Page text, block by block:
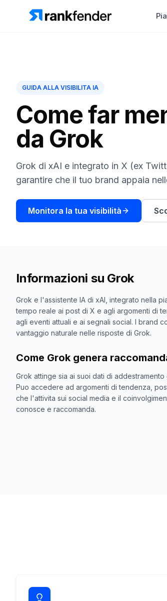
GUIDA ALLA VISIBILITA IA
Come far
da Grok
Grok di xAI e integrato in X (ex
garantire che il tuo brand appaia
Monitora la tua visibilità
Informazioni su Grok
Grok e l'assistente IA di xAI, integrato nella
tempo reale ai post di X e agli argomenti di
agli eventi attuali e ai segnali social. I brand
vantaggio naturale nelle risposte di Grok.
Come Grok genera
Grok attinge sia ai suoi dati di
Puo accedere ad argomenti di tendenza,
che l'attivita sui social media e il
conosce e raccomanda.